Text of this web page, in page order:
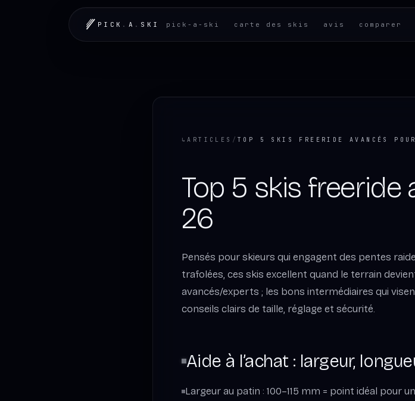
PICK . A . SKI pick-a-ski carte des skis avis comparer
↳ ARTICLES /
Top 5 skis freeride
26
Pensés pour skieurs qui engagent des pentes
trafolées, ces skis excellent quand le terrain
avancés/experts ; les bons intermédiaires qui
conseils clairs de taille, réglage et sécurité.
Aide à l’achat : largeur,
Largeur au patin : 100–115 mm = point idéal pour